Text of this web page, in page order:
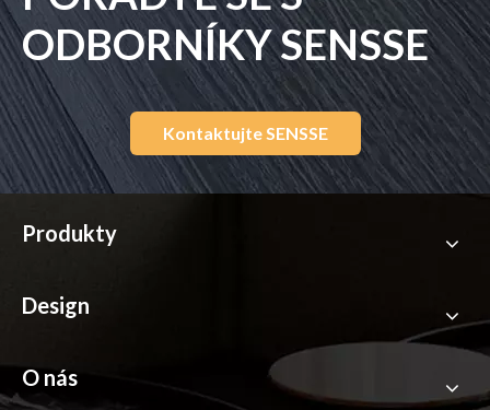
ODBORNÍKY SENSSE
Kontaktujte SENSSE
Produkty
Design
O nás